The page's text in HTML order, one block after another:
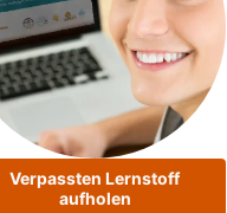
Verpassten Lernstoff
aufholen